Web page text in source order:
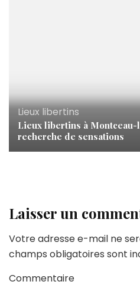
Lieux libertins
Lieux libertins à Montceau-
recherche de sensations
Laisser un
Votre adresse e-mail ne
champs obligatoires sont
Commentaire